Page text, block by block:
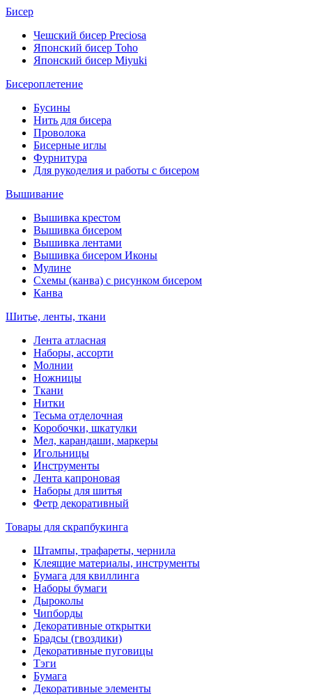
Бисер
Чешский бисер Preciosa
Японский бисер Toho
Японский бисер Miyuki
Бисероплетение
Бусины
Нить для бисера
Проволока
Бисерные иглы
Фурнитура
Для рукоделия и работы с бисером
Вышивание
Вышивка крестом
Вышивка бисером
Вышивка лентами
Вышивка бисером Иконы
Мулине
Схемы (канва) с рисунком бисером
Канва
Шитье, ленты, ткани
Лента атласная
Наборы, ассорти
Молнии
Ножницы
Ткани
Нитки
Тесьма отделочная
Коробочки, шкатулки
Мел, карандаши, маркеры
Игольницы
Инструменты
Лента капроновая
Наборы для шитья
Фетр декоративный
Товары для скрапбукинга
Штампы, трафареты, чернила
Клеящие материалы, инструменты
Бумага для квиллинга
Наборы бумаги
Дыроколы
Чипборды
Декоративные открытки
Брадсы (гвоздики)
Декоративные пуговицы
Тэги
Бумага
Декоративные элементы